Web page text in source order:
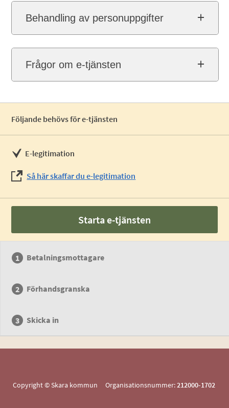
Behandling av personuppgifter
Frågor om e-tjänsten
Följande behövs för e-tjänsten
E-legitimation
Så här skaffar du e-legitimation
Starta e-tjänsten
Betalningsmottagare
Förhandsgranska
Skicka in
Copyright © Skara kommun Organisationsnummer:212000-1702